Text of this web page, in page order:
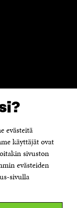
evästeitä
käyttäjät ovat
sivuston
evästeiden
sivulla